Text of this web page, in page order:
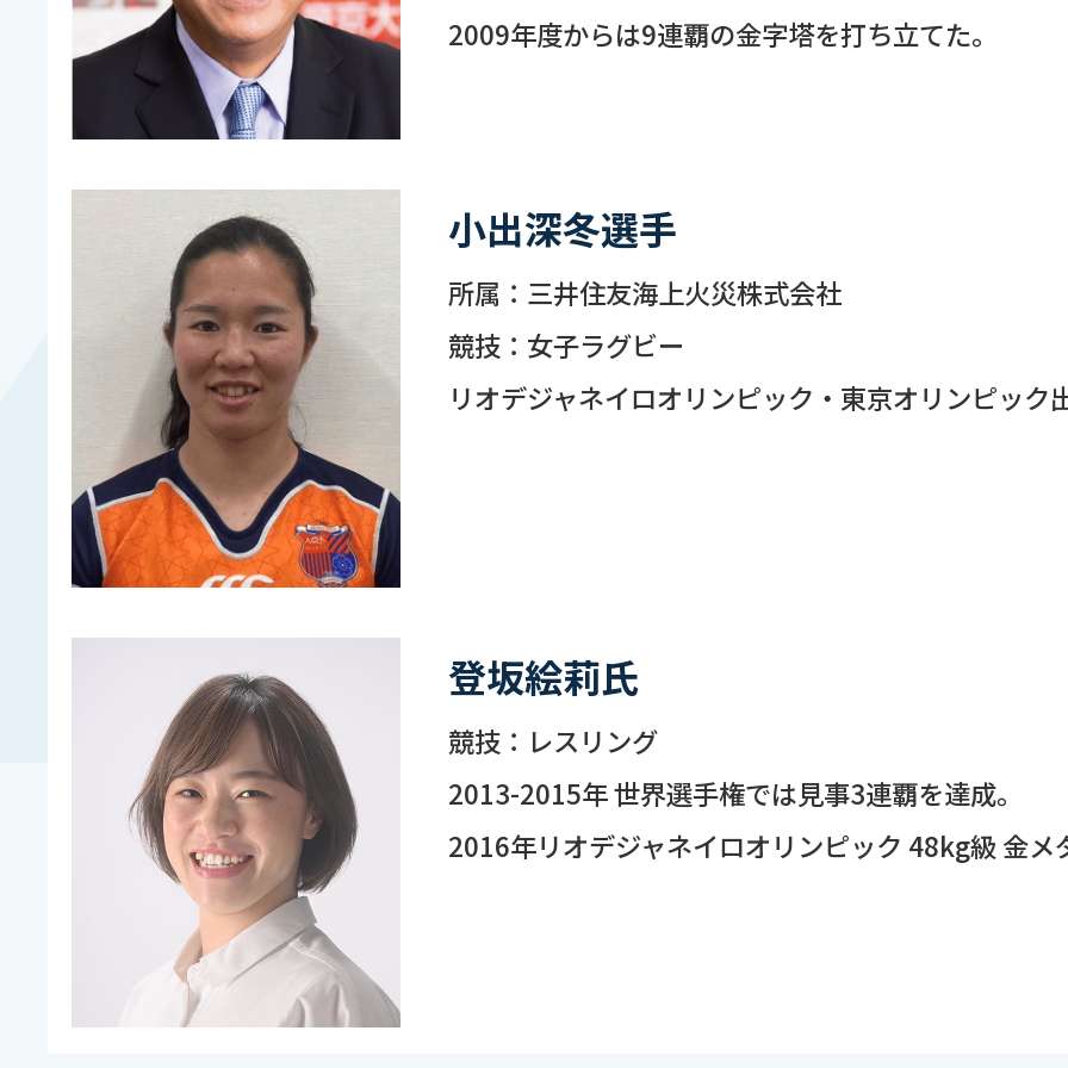
2009年度からは9連覇の金字塔を打ち立てた。
小出深冬選手
所属：三井住友海上火災株式会社
競技：女子ラグビー
リオデジャネイロオリンピック・東京オリンピック
登坂絵莉氏
競技：レスリング
2013-2015年 世界選手権では見事3連覇を達成。
2016年リオデジャネイロオリンピック 48kg級 金メ